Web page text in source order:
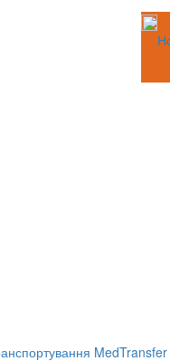
MedTransfer